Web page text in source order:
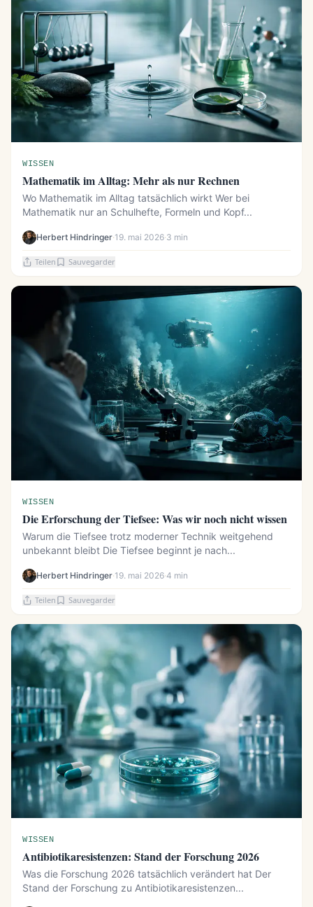
WISSEN
Mathematik im Alltag: Mehr als nur Rechnen
Wo Mathematik im Alltag tatsächlich wirkt Wer bei
Mathematik nur an Schulhefte, Formeln und Kopf...
Herbert Hindringer·19. mai 2026·3 min
Teilen Sauvegarder
WISSEN
Die Erforschung der Tiefsee: Was wir noch nicht wissen
Warum die Tiefsee trotz moderner Technik weitgehend
unbekannt bleibt Die Tiefsee beginnt je nach...
Herbert Hindringer·19. mai 2026·4 min
Teilen Sauvegarder
WISSEN
Antibiotikaresistenzen: Stand der Forschung 2026
Was die Forschung 2026 tatsächlich verändert hat Der
Stand der Forschung zu Antibiotikaresistenzen...